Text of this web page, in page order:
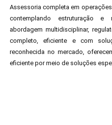
Assessoria completa em
contemplando estruturação e
abordagem multidisciplinar,
completo, eficiente e com
reconhecida no mercado,
eficiente por meio de soluções